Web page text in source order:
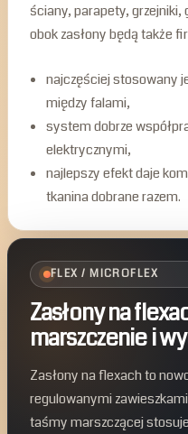
ściany, parapety, grzejniki,
obok zasłony będą także
najczęściej stosowany
między falami,
system dobrze
elektrycznymi,
najlepszy efekt daje
tkanina dobrane razem.
FLEX / MICROFLEX
Zasłony na
marszczenie i
Zasłony na flexach to
regulowanymi
taśmy marszczącej